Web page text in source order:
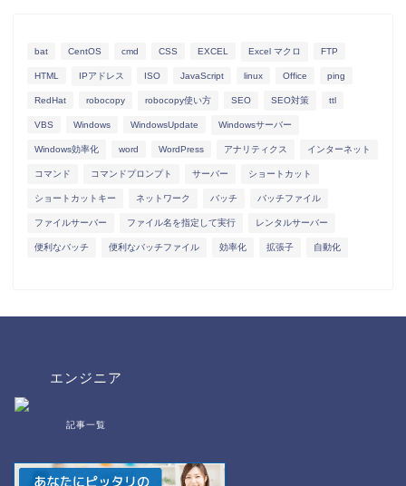
bat CentOS cmd CSS EXCEL Excel マクロ FTP
HTML IPアドレス ISO JavaScript linux Office ping
RedHat robocopy robocopy使い方 SEO SEO対策 ttl
VBS Windows WindowsUpdate Windowsサーバー
Windows効率化 word WordPress アナリティクス インターネット
コマンド コマンドプロンプト サーバー ショートカット
ショートカットキー ネットワーク バッチ バッチファイル
ファイルサーバー ファイル名を指定して実行 レンタルサーバー
便利なバッチ 便利なバッチファイル 効率化 拡張子 自動化
エンジニア
記事一覧